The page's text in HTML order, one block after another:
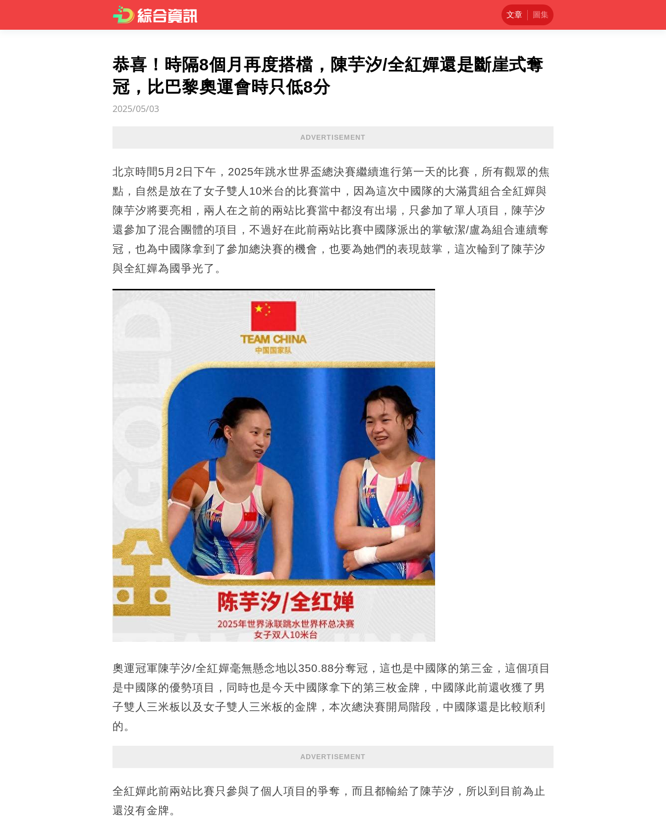
文章 圖集
恭喜！時隔8個月再度搭檔，陳芋汐/全紅嬋還是斷崖式奪
冠，比巴黎奧運會時只低8分
2025/05/03
ADVERTISEMENT
北京時間5月2日下午，2025年跳水世界盃總決賽繼續進行第一天的比賽，所有觀眾的焦
點，自然是放在了女子雙人10米台的比賽當中，因為這次中國隊的大滿貫組合全紅嬋與
陳芋汐將要亮相，兩人在之前的兩站比賽當中都沒有出場，只參加了單人項目，陳芋汐
還參加了混合團體的項目，不過好在此前兩站比賽中國隊派出的掌敏潔/盧為組合連續奪
冠，也為中國隊拿到了參加總決賽的機會，也要為她們的表現鼓掌，這次輪到了陳芋汐
與全紅嬋為國爭光了。
奧運冠軍陳芋汐/全紅嬋毫無懸念地以350.88分奪冠，這也是中國隊的第三金，這個項目
是中國隊的優勢項目，同時也是今天中國隊拿下的第三枚金牌，中國隊此前還收獲了男
子雙人三米板以及女子雙人三米板的金牌，本次總決賽開局階段，中國隊還是比較順利
的。
ADVERTISEMENT
全紅嬋此前兩站比賽只參與了個人項目的爭奪，而且都輸給了陳芋汐，所以到目前為止
還沒有金牌。